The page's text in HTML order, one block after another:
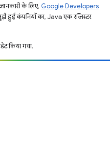
के लिए, Google Developers
हुई कंपनियों का, Java एक रजिस्टर
किया गया.